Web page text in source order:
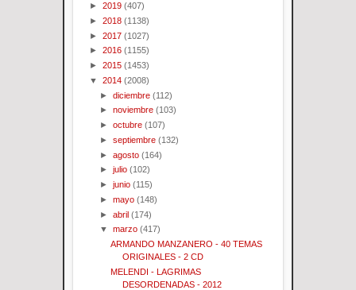
► 2019 (407)
► 2018 (1138)
► 2017 (1027)
► 2016 (1155)
► 2015 (1453)
▼ 2014 (2008)
►diciembre (112)
►noviembre (103)
►octubre (107)
►septiembre (132)
►agosto (164)
►julio (102)
►junio (115)
►mayo (148)
►abril (174)
▼marzo (417)
ARMANDO MANZANERO - 40 TEMAS
ORIGINALES - 2 CD
MELENDI - LAGRIMAS
DESORDENADAS - 2012